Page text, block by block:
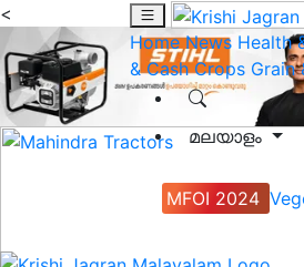
<
Home News Health
& Cash Crops Grain
മലയാളം
MFOI 2024